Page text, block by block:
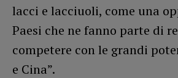
lacci e lacciuoli, come una
Paesi che ne fanno parte di
competere con le grandi
e Cina”.